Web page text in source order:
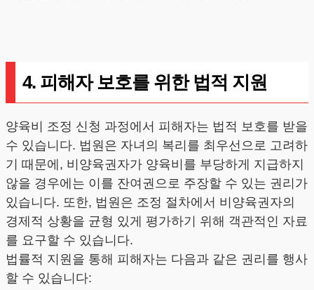
4. 피해자 보호를 위한 법적 지원
양육비 조정 신청 과정에서 피해자는 법적 보호를 받을
수 있습니다. 법원은 자녀의 복리를 최우선으로 고려하
기 때문에, 비양육권자가 양육비를 부당하게 지급하지
않을 경우에는 이를 잔여권으로 주장할 수 있는 권리가
있습니다. 또한, 법원은 조정 절차에서 비양육권자의
경제적 상황을 균형 있게 평가하기 위해 객관적인 자료
를 요구할 수 있습니다.
법률적 지원을 통해 피해자는 다음과 같은 권리를 행사
할 수 있습니다: